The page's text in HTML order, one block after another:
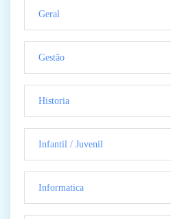
Geral
Gestão
Historia
Infantil / Juvenil
Informatica